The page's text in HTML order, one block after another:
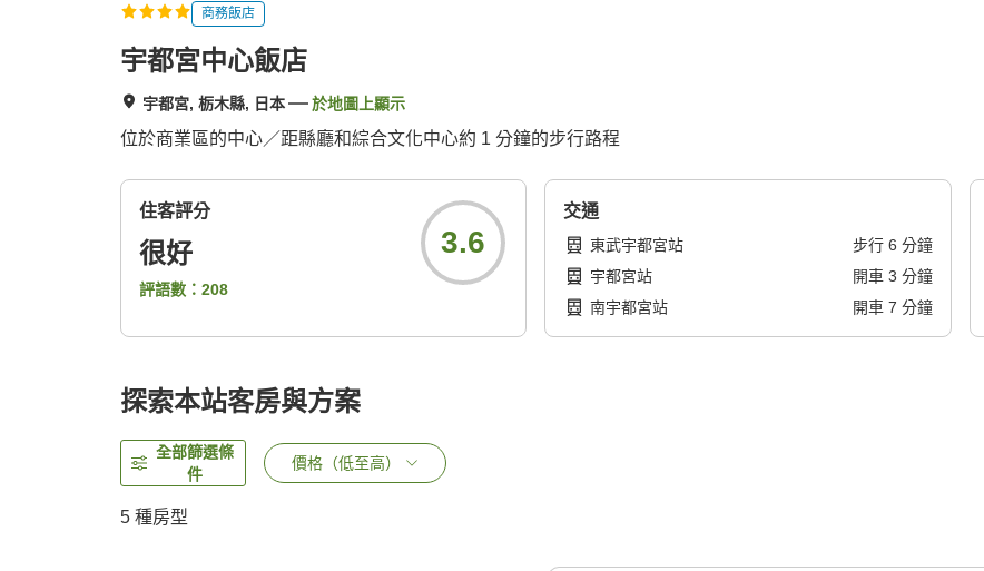
商務飯店
宇都宮中心飯店
宇都宮, 栃木縣, 日本 於地圖上顯示
位於商業區的中心／距縣廳和綜合文化中心約 1 分鐘的步行路程
住客評分
很好
評語數： 208
3.6
交通
東武宇都宮站 步行 6 分鐘
宇都宮站
開車 3 分鐘
南宇都宮站
開車 7 分鐘
探索本站客房與方案
全部篩選條
件
價格（低至高）
5 種房型